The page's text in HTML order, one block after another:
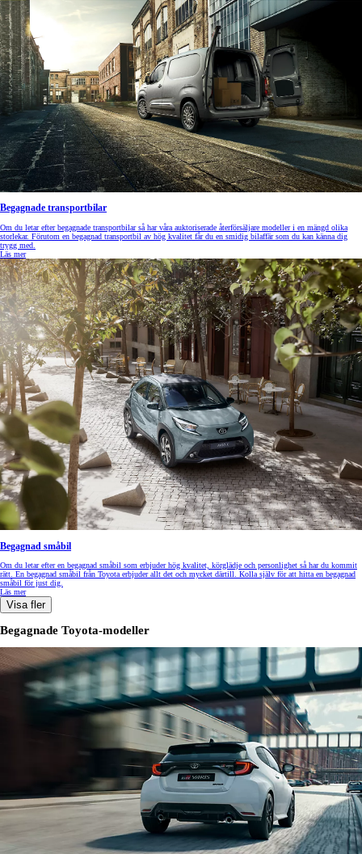
Begagnade transportbilar
Om du letar efter begagnade transportbilar så har våra auktoriserade återförsäljare modeller i en mängd olika
storlekar. Förutom en begagnad transportbil av hög kvalitet får du en smidig bilaffär som du kan känna dig
trygg med.
Läs mer
Begagnad småbil
Om du letar efter en begagnad småbil som erbjuder hög kvalitet, körglädje och personlighet så har du kommit
rätt. En begagnad småbil från Toyota erbjuder allt det och mycket därtill. Kolla själv för att hitta en begagnad
småbil för just dig.
Läs mer
Visa fler
Begagnade Toyota-modeller